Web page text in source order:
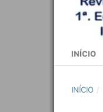
INÍCIO
INÍCIO /